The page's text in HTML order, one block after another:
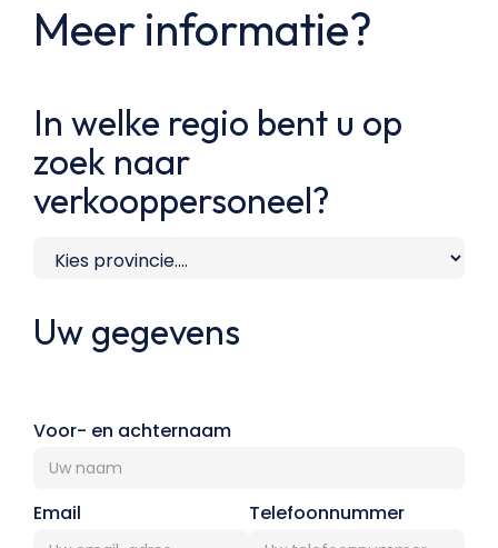
Meer informatie?
In welke regio bent u op
zoek naar
verkooppersoneel?
Uw gegevens
Voor- en achternaam
Email Telefoonnummer